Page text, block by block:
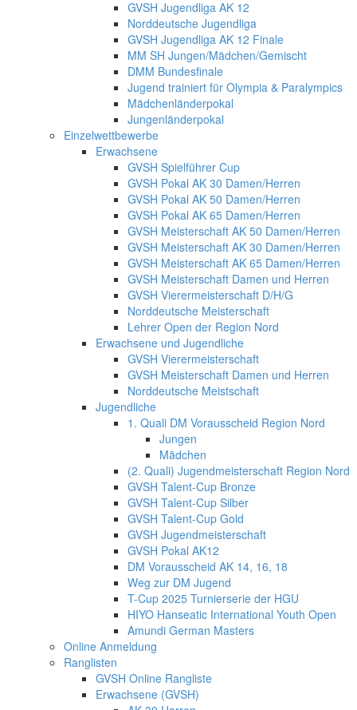
GVSH Jugendliga AK 12
Norddeutsche Jugendliga
GVSH Jugendliga AK 12 Finale
MM SH Jungen/Mädchen/Gemischt
DMM Bundesfinale
Jugend trainiert für Olympia & Paralympics
Mädchenländerpokal
Jungenländerpokal
Einzelwettbewerbe
Erwachsene
GVSH Spielführer Cup
GVSH Pokal AK 30 Damen/Herren
GVSH Pokal AK 50 Damen/Herren
GVSH Pokal AK 65 Damen/Herren
GVSH Meisterschaft AK 50 Damen/Herren
GVSH Meisterschaft AK 30 Damen/Herren
GVSH Meisterschaft AK 65 Damen/Herren
GVSH Meisterschaft Damen und Herren
GVSH Vierermeisterschaft D/H/G
Norddeutsche Meisterschaft
Lehrer Open der Region Nord
Erwachsene und Jugendliche
GVSH Vierermeisterschaft
GVSH Meisterschaft Damen und Herren
Norddeutsche Meistschaft
Jugendliche
1. Quali DM Vorausscheid Region Nord
Jungen
Mädchen
(2. Quali) Jugendmeisterschaft Region Nord
GVSH Talent-Cup Bronze
GVSH Talent-Cup Silber
GVSH Talent-Cup Gold
GVSH Jugendmeisterschaft
GVSH Pokal AK12
DM Vorausscheid AK 14, 16, 18
Weg zur DM Jugend
T-Cup 2025 Turnierserie der HGU
HIYO Hanseatic International Youth Open
Amundi German Masters
Online Anmeldung
Ranglisten
GVSH Online Rangliste
Erwachsene (GVSH)